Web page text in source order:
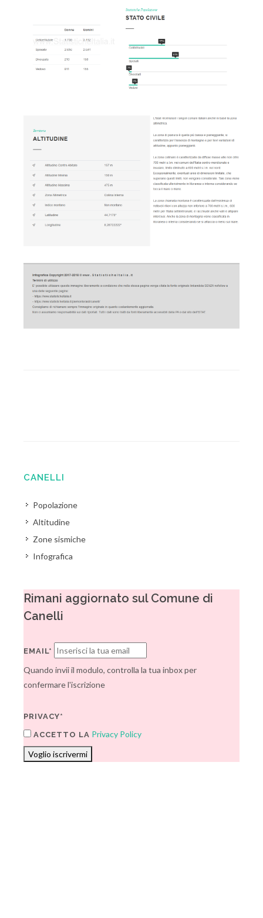
CANELLI
Popolazione
Altitudine
Zone sismiche
Infografica
Rimani aggiornato sul Comune di
Canelli
EMAIL*
Quando invii il modulo, controlla la tua inbox per
confermare l'iscrizione
PRIVACY*
ACCETTO LA Privacy Policy
Voglio iscrivermi